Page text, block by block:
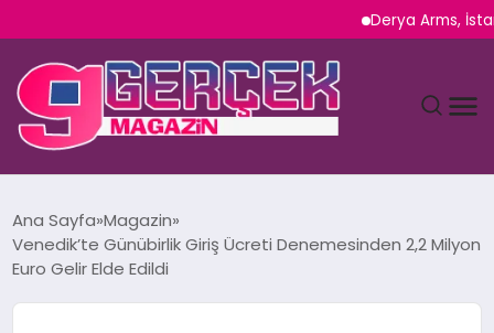
Derya Arms, İstanbul
YAŞAM
Ana Sayfa Magazin
Venedik’te Günübirlik Giriş Ücreti Denemesinden 2,2 Milyon
Euro Gelir Elde Edildi